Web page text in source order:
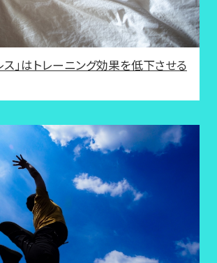
ス」はトレーニング効果を低下させる